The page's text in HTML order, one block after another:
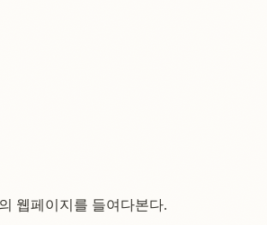
웹페이지를 들여다본다.